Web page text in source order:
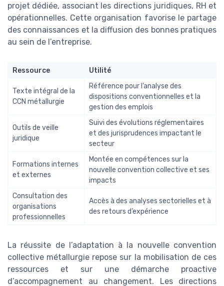
projet dédiée, associant les directions juridiques, RH et
opérationnelles. Cette organisation favorise le partage
des connaissances et la diffusion des bonnes pratiques
au sein de l’entreprise.
Ressource Utilité
Texte intégral de la
CCN métallurgie
Référence pour l’analyse des
dispositions conventionnelles et la
gestion des emplois
Outils de veille
juridique
Suivi des évolutions réglementaires
et des jurisprudences impactant le
secteur
Formations internes
et externes
Montée en compétences sur la
nouvelle convention collective et ses
impacts
Consultation des
organisations
professionnelles
Accès à des analyses sectorielles et à
des retours d’expérience
La réussite de l’adaptation à la nouvelle convention
collective métallurgie repose sur la mobilisation de ces
ressources et sur une démarche proactive
d’accompagnement au changement. Les directions